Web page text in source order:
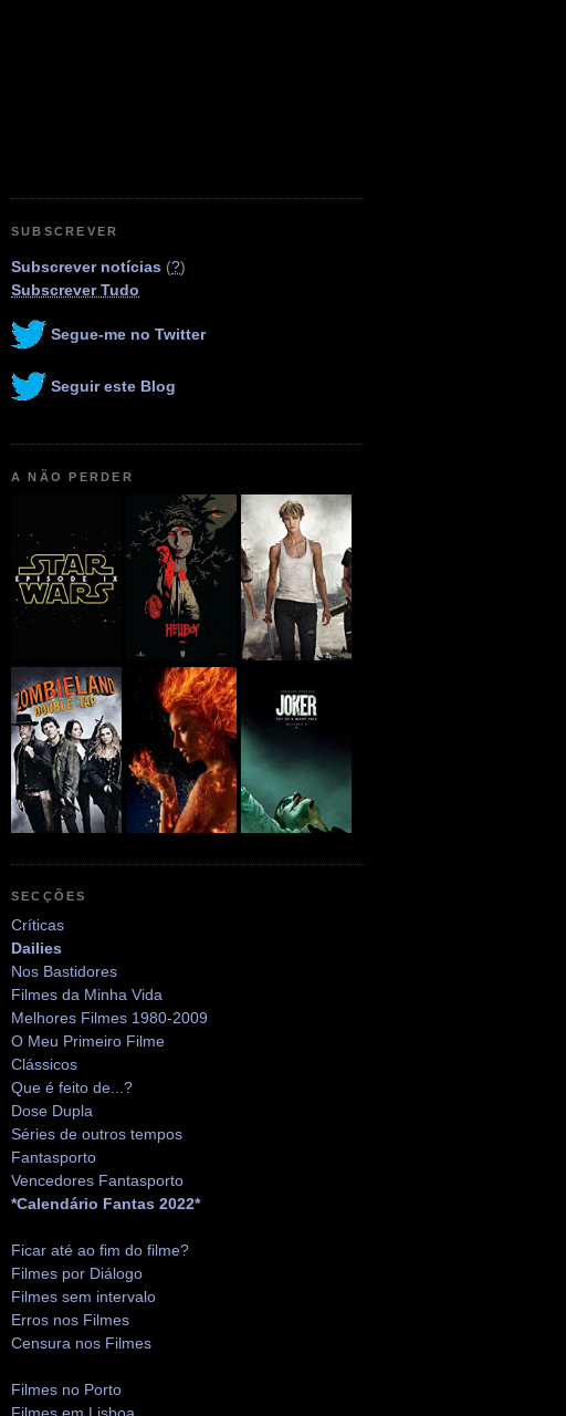
SUBSCREVER
Subscrever notícias (?)
Subscrever Tudo
Segue-me no Twitter
Seguir este Blog
A NÃO PERDER
SECÇÕES
Críticas
Dailies
Nos Bastidores
Filmes da Minha Vida
Melhores Filmes 1980-2009
O Meu Primeiro Filme
Clássicos
Que é feito de...?
Dose Dupla
Séries de outros tempos
Fantasporto
Vencedores Fantasporto
*Calendário Fantas 2022*
Ficar até ao fim do filme?
Filmes por Diálogo
Filmes sem intervalo
Erros nos Filmes
Censura nos Filmes
Filmes no Porto